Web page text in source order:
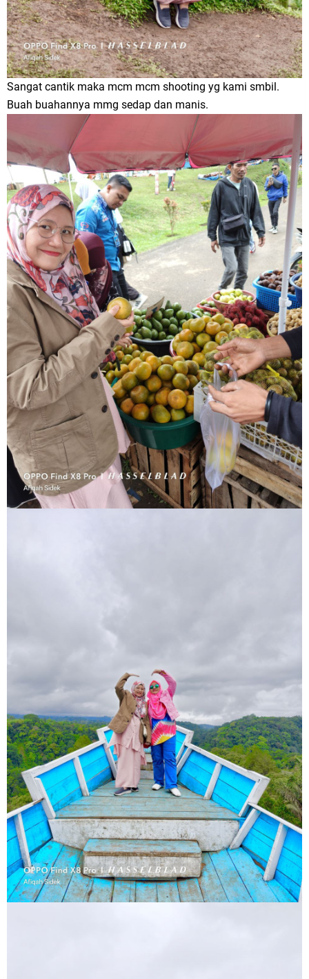
Sangat cantik maka mcm mcm shooting yg kami smbil.
Buah buahannya mmg sedap dan manis.